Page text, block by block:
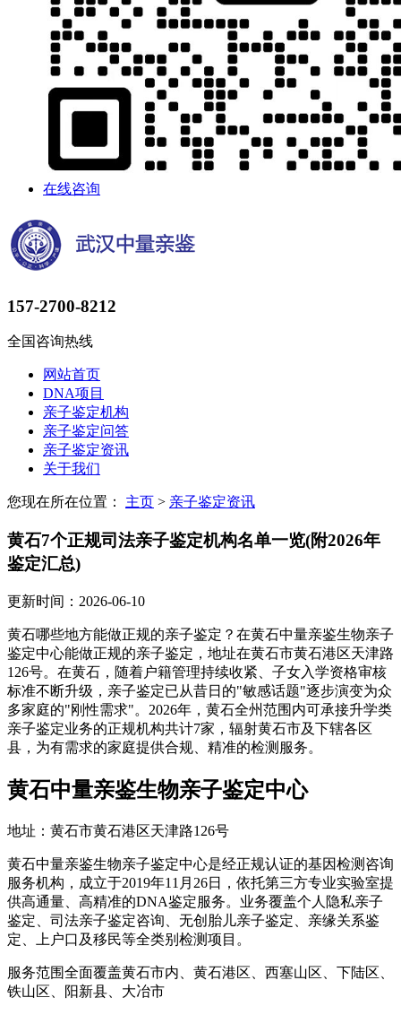
在线咨询
157-2700-8212
全国咨询热线
网站首页
DNA项目
亲子鉴定机构
亲子鉴定问答
亲子鉴定资讯
关于我们
您现在所在位置： 主页 > 亲子鉴定资讯
黄石7个正规司法亲子鉴定机构名单一览(附2026年
鉴定汇总)
更新时间：2026-06-10
黄石哪些地方能做正规的亲子鉴定？在黄石中量亲鉴生物亲子
鉴定中心能做正规的亲子鉴定，地址在黄石市黄石港区天津路
126号。在黄石，随着户籍管理持续收紧、子女入学资格审核
标准不断升级，亲子鉴定已从昔日的"敏感话题"逐步演变为众
多家庭的"刚性需求"。2026年，黄石全州范围内可承接升学类
亲子鉴定业务的正规机构共计7家，辐射黄石市及下辖各区
县，为有需求的家庭提供合规、精准的检测服务。
黄石中量亲鉴生物亲子鉴定中心
地址：黄石市黄石港区天津路126号
黄石中量亲鉴生物亲子鉴定中心是经正规认证的基因检测咨询
服务机构，成立于2019年11月26日，依托第三方专业实验室提
供高通量、高精准的DNA鉴定服务。业务覆盖个人隐私亲子
鉴定、司法亲子鉴定咨询、无创胎儿亲子鉴定、亲缘关系鉴
定、上户口及移民等全类别检测项目。
服务范围全面覆盖黄石市内、黄石港区、西塞山区、下陆区、
铁山区、阳新县、大冶市